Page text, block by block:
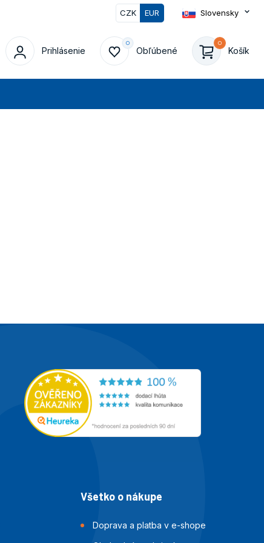
CZK EUR Slovensky
Prihlásenie Obľúbené Košík
Všetko o nákupe
Doprava a platba v e-shope